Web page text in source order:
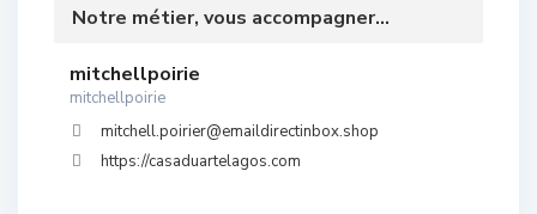
Notre métier, vous accompagner...
mitchellpoirie
mitchellpoirie
mitchell.poirier@emaildirectinbox.shop
https://casaduartelagos.com